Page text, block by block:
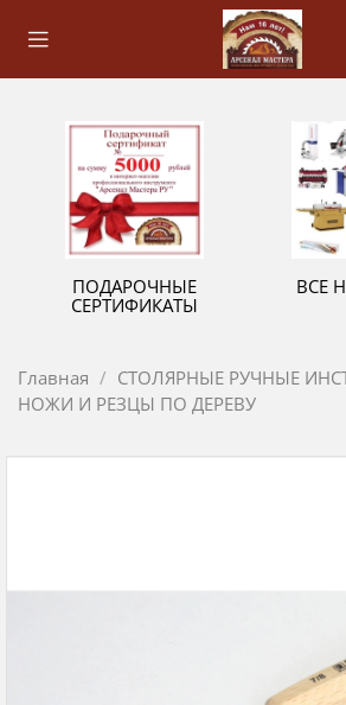
ПОДАРОЧНЫЕ
СЕРТИФИКАТЫ
ВСЕ
Главная
СТОЛЯРНЫЕ РУЧНЫЕ
НОЖИ И РЕЗЦЫ ПО ДЕРЕВУ